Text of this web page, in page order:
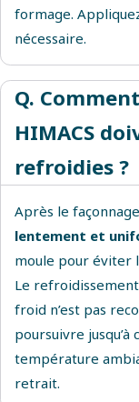
formage.
nécessaire.
Q.
HIMACS
refroidies ?
Après le
lentement et
moule pour éviter
Le
froid n’est pas
poursuivre
température
retrait.